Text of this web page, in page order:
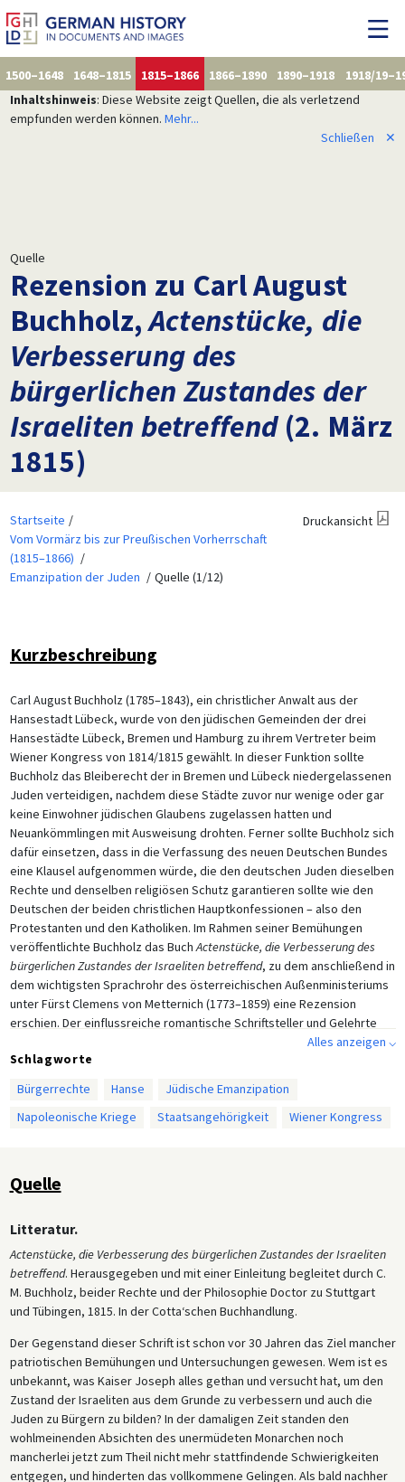
1500–1648 1648–1815 1815–1866 1866–1890 1890–1918
1918/
Inhaltshinweis: Diese Website zeigt Quellen, die als verletzend
empfunden werden können. Mehr...
Schließen
✕
Quelle
Rezension zu Carl August
Buchholz,Actenstücke, die
Verbesserung des
bürgerlichen Zustandes der
Israeliten betreffend(2. März
1815)
Startseite
Vom Vormärz bis zur Preußischen Vorherrschaft
(1815–1866)
Emanzipation der Juden
Quelle (1/12)
Druckansicht
Kurzbeschreibung
Carl August Buchholz (1785–1843), ein christlicher Anwalt aus der
Hansestadt Lübeck, wurde von den jüdischen Gemeinden der drei
Hansestädte Lübeck, Bremen und Hamburg zu ihrem Vertreter beim
Wiener Kongress von 1814/1815 gewählt. In dieser Funktion sollte
Buchholz das Bleiberecht der in Bremen und Lübeck niedergelassenen
Juden verteidigen, nachdem diese Städte zuvor nur wenige oder gar
keine Einwohner jüdischen Glaubens zugelassen hatten und
Neuankömmlingen mit Ausweisung drohten. Ferner sollte Buchholz sich
dafür einsetzen, dass in die Verfassung des neuen Deutschen Bundes
eine Klausel aufgenommen würde, die den deutschen Juden dieselben
Rechte und denselben religiösen Schutz garantieren sollte wie den
Deutschen der beiden christlichen Hauptkonfessionen – also den
Protestanten und den Katholiken. Im Rahmen seiner Bemühungen
veröffentlichte Buchholz das BuchActenstücke, die Verbesserung des
bürgerlichen Zustandes der Israeliten betreffend, zu dem anschließend in
dem wichtigsten Sprachrohr des österreichischen Außenministeriums
unter Fürst Clemens von Metternich (1773–1859) eine Rezension
erschien. Der einflussreiche romantische Schriftsteller und Gelehrte
, der zum damaligen Zeitpunkt schon mehrere Jahre
für Metternich in Wien gearbeitet hatte, erhielt den Auftrag, eine
das jüdische Anliegen zu werben. Schlegel war seit den 1790er Jahren
in jüdischen Salons in Berlin aktiv gewesen und hatte später die
Eheschließung mit Friedrich zum lutherischen Glauben übergetreten;
später konvertierten beide zum Katholizismus. Der Übertritt der
ihres Einsatzes für die Emanzipation der Juden. Schlegel hob ebenso
wie Buchholz die patriotischen Dienste hervor, die deutsche Juden in
den jüngsten Kriegen gegen Napoleon geleistet hatten, und sprach
sich grundsätzlich dafür aus, dass Juden für die Erfüllung gleicher
Bürgerpflichten auch die gleichen Bürgerrechte erhalten sollten
Juden nicht geeignet).
Alles anzeigen ⌵
Schlagworte
Bürgerrechte
Hanse
Jüdische Emanzipation
Napoleonische Kriege
Staatsangehörigkeit Wiener Kongress
Quelle
Litteratur.
Actenstücke, die Verbesserung des bürgerlichen Zustandes der Israeliten
betreffend. Herausgegeben und mit einer Einleitung begleitet durch C.
M. Buchholz, beider Rechte und der Philosophie Doctor zu Stuttgart
und Tübingen, 1815. In der Cotta‘schen Buchhandlung.
Der Gegenstand dieser Schrift ist schon vor 30 Jahren das Ziel mancher
patriotischen Bemühungen und Untersuchungen gewesen. Wem ist es
unbekannt, was Kaiser Joseph alles gethan und versucht hat, um den
Zustand der Israeliten aus dem Grunde zu verbessern und auch die
Juden zu Bürgern zu bilden? In der damaligen Zeit standen den
wohlmeinenden Absichten des unermüdeten Monarchen noch
mancherlei jetzt zum Theil nicht mehr stattfindende Schwierigkeiten
entgegen, und hinderten das vollkommene Gelingen. Als bald nachher